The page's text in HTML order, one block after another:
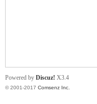
Powered by Discuz! X3.4
© 2001-2017 Comsenz Inc.